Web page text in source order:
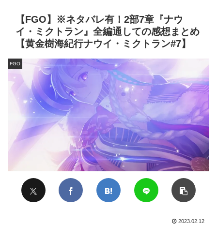
【FGO】※ネタバレ有！2部7章『ナウ
イ・ミクトラン』全編通しての感想まとめ
【黄金樹海紀行ナウイ・ミクトラン#7】
FGO
2023.02.12